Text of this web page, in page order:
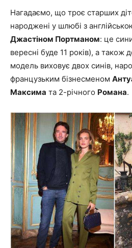
Нагадаємо, що троє старших
народжені у шлюбі з
Джастіном Портманом: це
вересні буде 11 років), а також
модель виховує двох синів,
французьким бізнесменом
Максима та 2-річного Романа.